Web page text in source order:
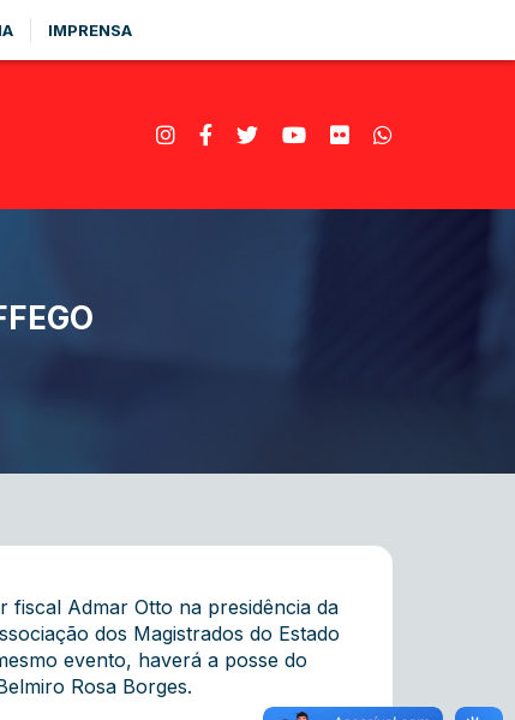
IMPRENSA
fiscal Admar Otto na presidência da
dos Magistrados do Estado
evento, haverá a posse do
Rosa Borges.